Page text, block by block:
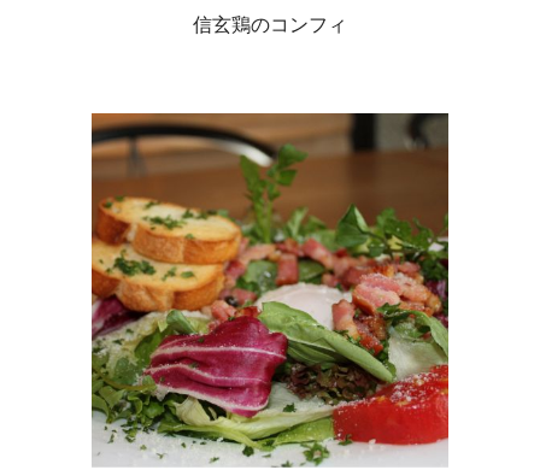
信玄鶏のコンフィ